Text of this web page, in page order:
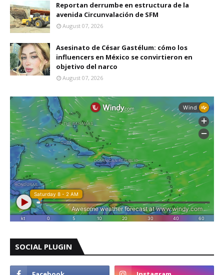
Reportan derrumbe en estructura de la
avenida Circunvalación de SFM
August 07, 2026
Asesinato de César Gastélum: cómo los
influencers en México se convirtieron en
objetivo del narco
August 07, 2026
SOCIAL PLUGIN